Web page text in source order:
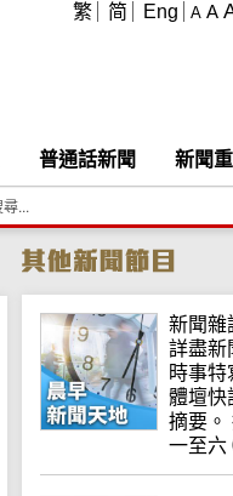
A A
繁 简 Eng
普通話新聞 新聞
新聞雜
詳盡新
時事特
體壇快
摘要。
一至六